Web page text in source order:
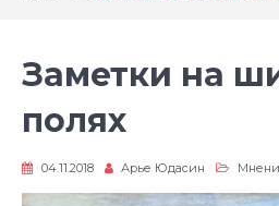
Заметки на
полях
04.11.2018 Арье Юдасин